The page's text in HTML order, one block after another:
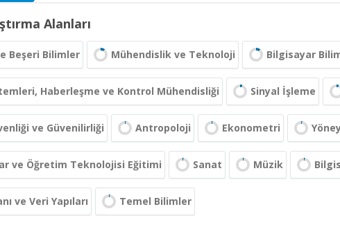
Alanları
Beşeri Bilimler Mühendislik ve Teknoloji Bilgisayar
Haberleşme ve Kontrol Mühendisliği Sinyal İşleme
ve Güvenilirliği Antropoloji Ekonometri
ve Öğretim Teknolojisi Eğitimi Sanat Müzik
ve Veri Yapıları Temel Bilimler